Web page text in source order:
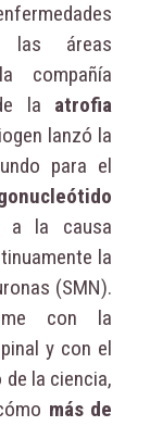
las áreas
compañía
la atrofia
lanzó la
para el
a la causa
la
(SMN).
con la
y con el
la ciencia,
más de